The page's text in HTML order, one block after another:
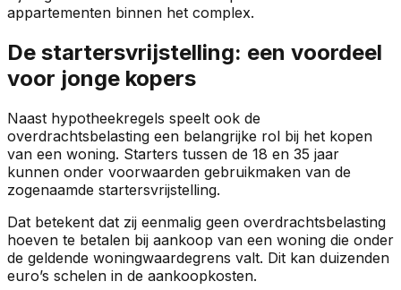
appartementen binnen het complex.
De startersvrijstelling: een voordeel
voor jonge kopers
Naast hypotheekregels speelt ook de
overdrachtsbelasting een belangrijke rol bij het kopen
van een woning. Starters tussen de 18 en 35 jaar
kunnen onder voorwaarden gebruikmaken van de
zogenaamde startersvrijstelling.
Dat betekent dat zij eenmalig geen overdrachtsbelasting
hoeven te betalen bij aankoop van een woning die onder
de geldende woningwaardegrens valt. Dit kan duizenden
euro’s schelen in de aankoopkosten.